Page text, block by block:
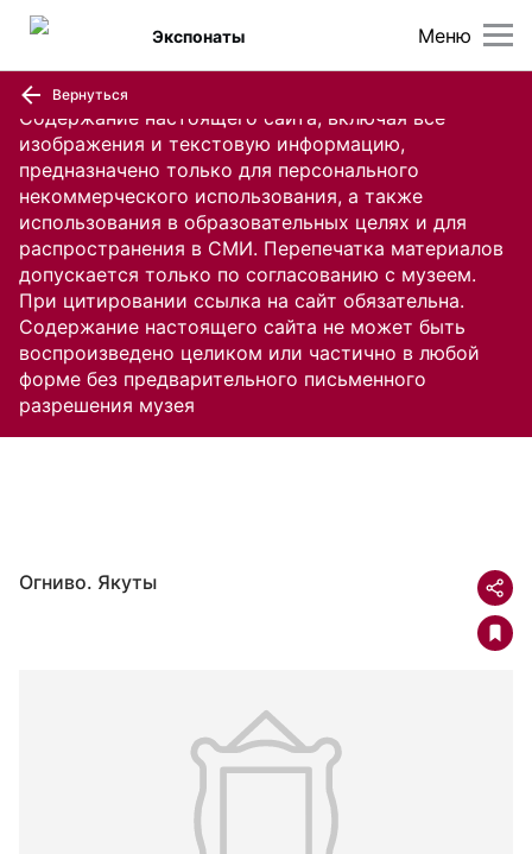
Содержание настоящего сайта, включая все
изображения и текстовую информацию,
предназначено только для персонального
некоммерческого использования, а также
использования в образовательных целях и для
распространения в СМИ. Перепечатка материалов
допускается только по согласованию с музеем.
При цитировании ссылка на сайт обязательна.
Содержание настоящего сайта не может быть
воспроизведено целиком или частично в любой
форме без предварительного письменного
разрешения музея
Меню
Экспонаты
Вернуться
Огниво. Якуты